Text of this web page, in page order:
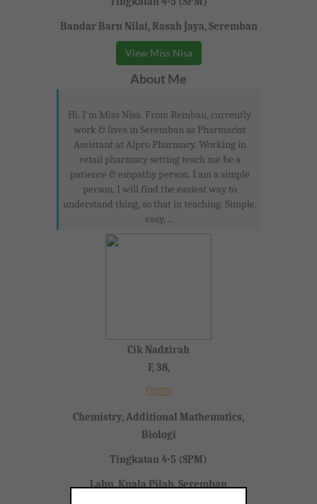
Bandar Baru Nilai, Rasah Jaya, Seremban
View Miss Nisa
About Me
Hi. I'm Miss Nisa. From Rembau, currently
work & lives in Seremban as Pharmacist
Assistant at Alpro Pharmacy. Working in
retail pharmacy setting teach me be a
patience & empathy person. I am a simple
person, I will find the easiest way to
understand thing, so that in teaching. Simple,
easy, ...
Cik Nadzirah
F, 38,
Chemistry, Additional Mathematics,
Biologi
Tingkatan 4-5 (SPM)
Labu, Kuala Pilah, Seremban